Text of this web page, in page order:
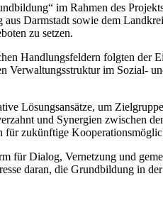
im Rahmen des
Darmstadt sowie dem
zu setzen.
Handlungsfeldern folgten
Verwaltungsstruktur im Sozial-
Lösungsansätze, um
und Synergien zwischen
für zukünftige
für Dialog, Vernetzung und
daran, die Grundbildung in